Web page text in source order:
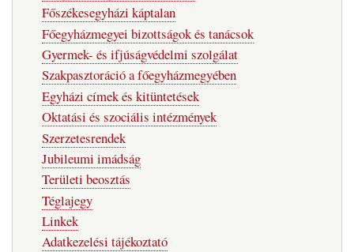
Főszékesegyházi káptalan
Főegyházmegyei bizottságok és tanácsok
Gyermek- és ifjúságvédelmi szolgálat
Szakpasztoráció a főegyházmegyében
Egyházi címek és kitüntetések
Oktatási és szociális intézmények
Szerzetesrendek
Jubileumi imádság
Területi beosztás
Téglajegy
Linkek
Adatkezelési tájékoztató